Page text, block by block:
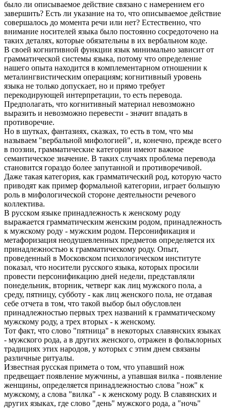
было ли описываемое действие связано с намерением его
завершить? Есть ли указание на то, что описываемое действие
совершалось до момента речи или нет? Естественно, что
внимание носителей языка было постоянно сосредоточено на
таких деталях, которые обязательны в их вербальном коде.
В своей когнитивной функции язык минимально зависит от
грамматической системы языка, потому что определение
нашего опыта находится в комплементарном отношении к
металингвистическим операциям; когнитивный уровень
языка не только допускает, но и прямо требует
перекодирующей интерпретации, то есть перевода.
Предполагать, что когнитивный материал невозможно
выразить и невозможно перевести - значит впадать в
противоречие.
Но в шутках, фантазиях, сказках, то есть в том, что мы
называем "вербальной мифологией", и, конечно, прежде всего
в поэзии, грамматические категории имеют важное
семантическое значение. В таких случаях проблема перевода
становится гораздо более запутанной и противоречивой.
Даже такая категория, как грамматический род, которую часто
приводят как пример формальной категории, играет большую
роль в мифологической стороне деятельности речевого
коллектива.
В русском языке принадлежность к женскому роду
выражается грамматическим женским родом, принадлежность
к мужскому роду - мужским родом. Персонификация и
метафоризация неодушевленных предметов определяется их
принадлежностью к грамматическому роду. Опыт,
проведенный в Московском психологическом институте
показал, что носители русского языка, которых просили
провести персонификацию дней недели, представляли
понедельник, вторник, четверг как лиц мужского пола, а
среду, пятницу, субботу - как лиц женского пола, не отдавая
себе отчета в том, что такой выбор был обусловлен
принадлежностью первых трех названий к грамматическому
мужскому роду, а трех вторых - к женскому.
Тот факт, что слово "пятница" в некоторых славянских языках
- мужского рода, а в других женского, отражен в фольклорных
традициях этих народов, у которых с этим днем связаны
различные ритуалы.
Известная русская примета о том, что упавший нож
предвещает появление мужчины, а упавшая вилка - появление
женщины, определяется принадлежностью слова "нож" к
мужскому, а слова "вилка" - к женскому роду. В славянских и
других языках, где слово "день" мужского рода, а "ночь"